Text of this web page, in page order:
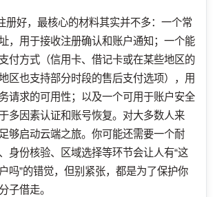
册好，最核心的材料其实并不多：一个常
，用于接收注册确认和账户通知；一个能
付方式（信用卡、借记卡或在某些地区的
区也支持部分时段的售后支付选项），用
请求的可用性；以及一个可用于账户安全
多因素认证和账号恢复。对大多数人来
够启动云端之旅。你可能还需要一个耐
身份核验、区域选择等环节会让人有“这
吗”的错觉，但别紧张，都是为了保护你
子借走。